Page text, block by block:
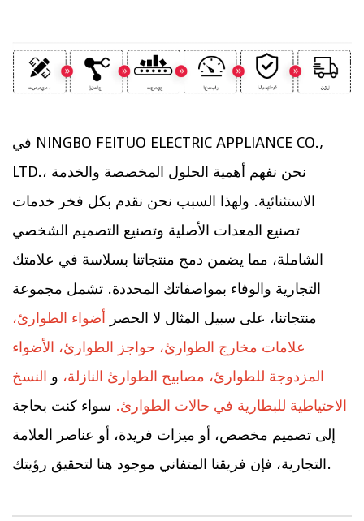
في NINGBO FEITUO ELECTRIC APPLIANCE CO.,
LTD.، نحن نفهم أهمية الحلول المخصصة والخدمة
الاستثنائية. ولهذا السبب نحن نقدم بكل فخر خدمات
تصنيع المعدات الأصلية وتصنيع التصميم الشخصي
الشاملة، مما يضمن دمج منتجاتنا بسلاسة في علامتك
التجارية والوفاء بمواصفاتك المحددة. تشمل مجموعة
منتجاتنا، على سبيل المثال لا الحصر أضواء الطوارئ،
علامات مخارج الطوارئ، حواجز الطوارئ، الأضواء
المزدوجة للطوارئ، مصابيح الطوارئ النازلة، و النسخ
الاحتياطية للبطارية في حالات الطوارئ. سواء كنت بحاجة
إلى تصميم مخصص، أو ميزات فريدة، أو عناصر العلامة
التجارية، فإن فريقنا المتفاني موجود هنا لتحقيق رؤيتك.